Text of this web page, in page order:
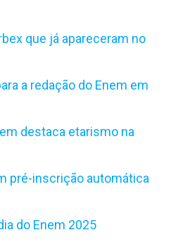
que já apareceram no
a redação do Enem em
destaca etarismo na
pré-inscrição automática
do Enem 2025